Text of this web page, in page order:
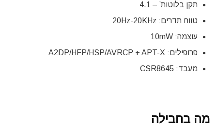
תקן בלוטות’ – 4.1
טווח תדרים: 20Hz-20KHz
עוצמה: 10mW
פרופילים: A2DP/HFP/HSP/AVRCP + APT-X
מעבד: CSR8645
מה בחבילה